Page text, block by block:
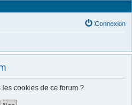
Connexion
cookies de ce forum ?